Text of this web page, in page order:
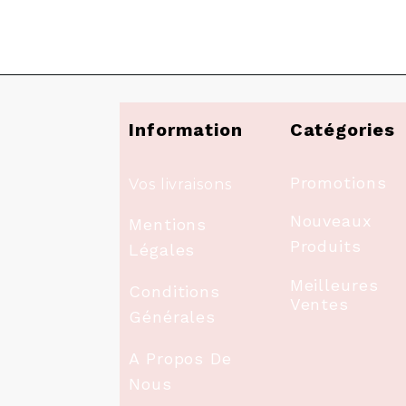
Information
Vos livraisons
Mentions
Légales
Conditions
Générales
A Propos De
Nous
Catégories
Promotions
Nouveaux
Produits
Meilleures
Ventes